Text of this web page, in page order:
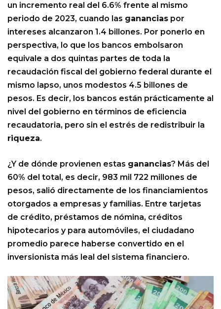
un incremento real del 6.6% frente al mismo
periodo de 2023, cuando las ganancias por
intereses alcanzaron 1.4 billones. Por ponerlo en
perspectiva, lo que los bancos embolsaron
equivale a dos quintas partes de toda la
recaudación fiscal del gobierno federal durante el
mismo lapso, unos modestos 4.5 billones de
pesos. Es decir, los bancos están prácticamente al
nivel del gobierno en términos de eficiencia
recaudatoria, pero sin el estrés de redistribuir la
riqueza.
¿Y de dónde provienen estas ganancias? Más del
60% del total, es decir, 983 mil 722 millones de
pesos, salió directamente de los financiamientos
otorgados a empresas y familias. Entre tarjetas
de crédito, préstamos de nómina, créditos
hipotecarios y para automóviles, el ciudadano
promedio parece haberse convertido en el
inversionista más leal del sistema financiero.